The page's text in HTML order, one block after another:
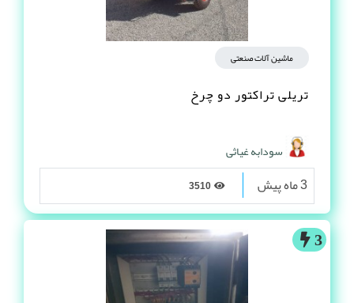
ماشین آلات صنعتی
تریلی تراکتور دو چرخ
سودابه غیاثی
3 ماه پیش
3